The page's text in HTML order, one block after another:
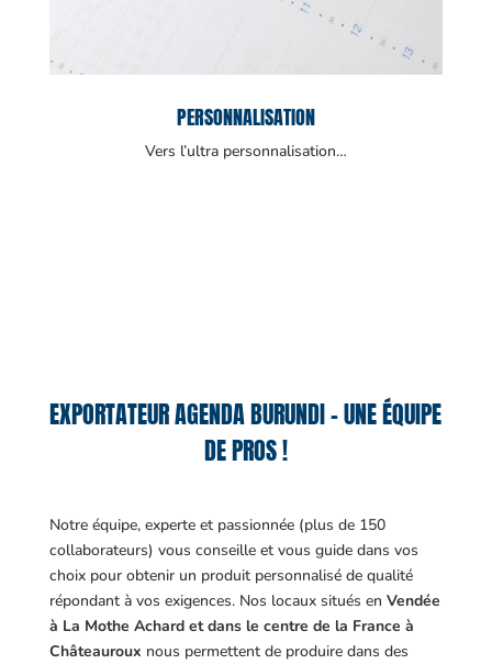
PERSONNALISATION
Vers l’ultra personnalisation…
EXPORTATEUR AGENDA BURUNDI – UNE ÉQUIPE
DE PROS !
Notre équipe, experte et passionnée (plus de 150
collaborateurs) vous conseille et vous guide dans vos
choix pour obtenir un produit personnalisé de qualité
répondant à vos exigences. Nos locaux situés en Vendée
à La Mothe Achard et dans le centre de la France à
Châteauroux nous permettent de produire dans des